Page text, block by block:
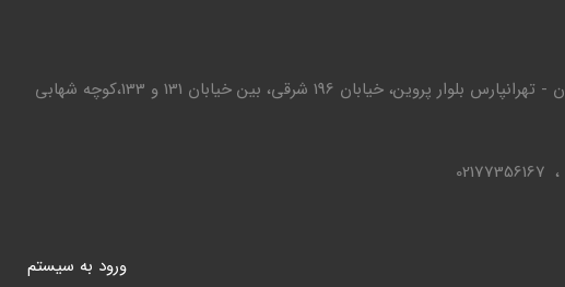
تهران - تهرانپارس بلوار پروین، خیابان 196 شرقی، بین خیابان 131 و 133،کوچه شهابی
02177356167
ورود به سيستم